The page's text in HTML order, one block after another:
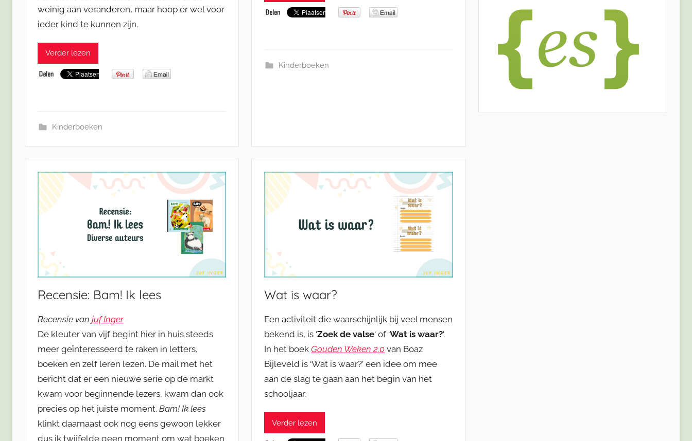
weinig aan veranderen, maar hoop er wel voor
ieder kind te kunnen zijn.
Verder lezen
Kinderboeken
Kinderboeken
Recensie: Bam! Ik lees
Recensie van juf Inger
De kleuter van vijf begint hier in huis steeds
meer geïnteresseerd te raken in letters,
boeken en zelf leren lezen. De mail met het
bericht dat er een nieuwe serie op de markt
kwam voor beginnende lezers, kwam dan ook
precies op het juiste moment. Bam! Ik lees
klinkt daarnaast ook nog eens gewoon lekker
dus ik twijfelde geen moment om wat boeken
Wat is waar?
Een activiteit die waarschijnlijk bij veel mensen
bekend is, is ‘Zoek de valse‘ of ‘Wat is waar?‘.
In het boekGouden Weken 2.0 van Boaz
Bijleveld is ‘Wat is waar?’ een idee om mee
aan de slag te gaan aan het begin van het
schooljaar.
Verder lezen